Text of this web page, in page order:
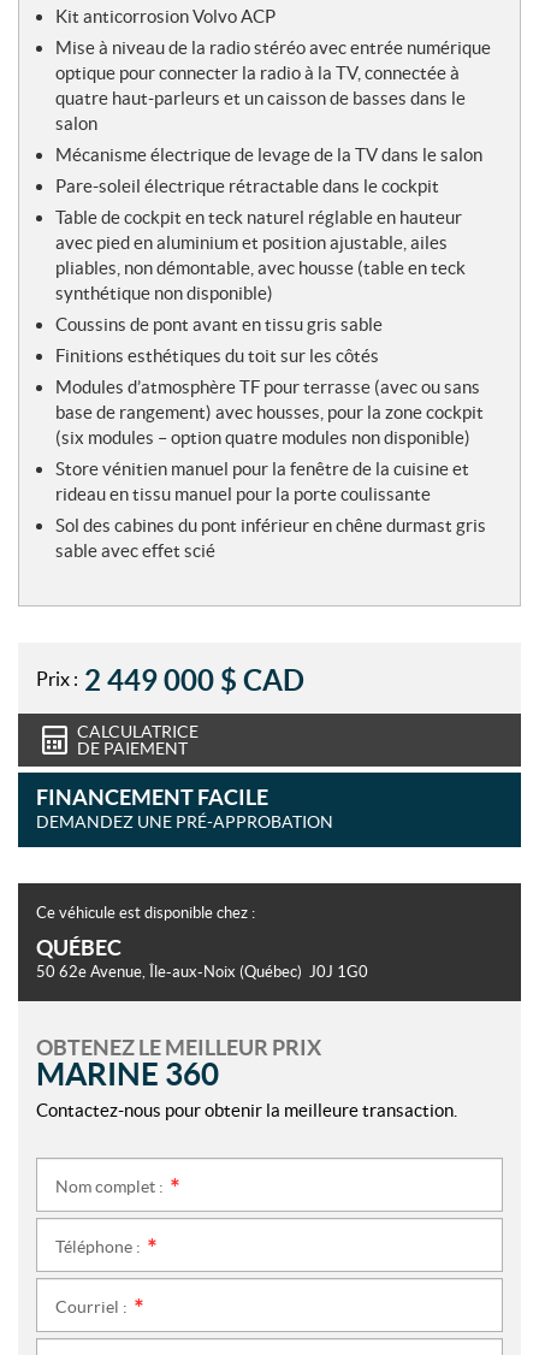
Kit anticorrosion Volvo ACP
Mise à niveau de la radio stéréo avec entrée numérique
optique pour connecter la radio à la TV, connectée à
quatre haut-parleurs et un caisson de basses dans le
salon
Mécanisme électrique de levage de la TV dans le salon
Pare-soleil électrique rétractable dans le cockpit
Table de cockpit en teck naturel réglable en hauteur
avec pied en aluminium et position ajustable, ailes
pliables, non démontable, avec housse (table en teck
synthétique non disponible)
Coussins de pont avant en tissu gris sable
Finitions esthétiques du toit sur les côtés
Modules d’atmosphère TF pour terrasse (avec ou sans
base de rangement) avec housses, pour la zone cockpit
(six modules – option quatre modules non disponible)
Store vénitien manuel pour la fenêtre de la cuisine et
rideau en tissu manuel pour la porte coulissante
Sol des cabines du pont inférieur en chêne durmast gris
sable avec effet scié
Prix : 2 449 000 $ CAD
CALCULATRICE
DE PAIEMENT
FINANCEMENT FACILE
DEMANDEZ UNE PRÉ-APPROBATION
Ce véhicule est disponible chez :
QUÉBEC
50 62e Avenue, Île-aux-Noix (Québec) J0J 1G0
OBTENEZ LE MEILLEUR PRIX
MARINE 360
Contactez-nous pour obtenir la meilleure transaction.
Nom complet :
Téléphone :
Courriel :